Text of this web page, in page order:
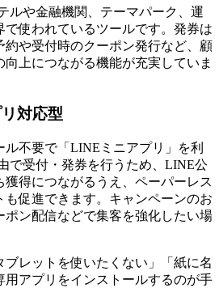
ルや金融機関、テーマパーク、運
使われているツールです。発券は
約や受付時のクーポン発行など、顧
上につながる機能が充実していま
対応型
不要で「LINEミニアプリ」を利
で受付・発券を行うため、LINE公
得につながるうえ、ペーパーレス
促進できます。キャンペーンのお
ポン配信などで集客を強化したい場
ブレットを使いたくない」「紙に名
用アプリをインストールするのが手